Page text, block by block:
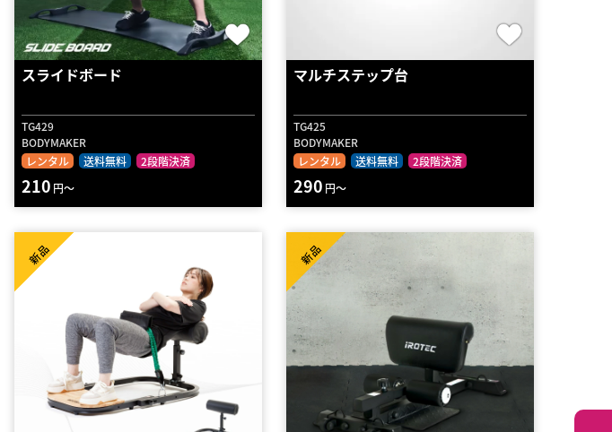
スライドボード
TG429
BODYMAKER
レンタル
送料無料 2段階決済
210 円～
マルチステップ台
TG425
BODYMAKER
レンタル
送料無料 2段階決済
290 円～
新品 新品